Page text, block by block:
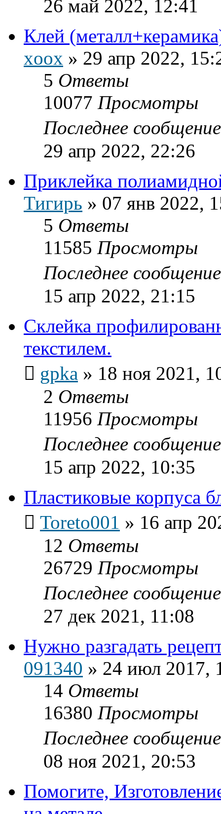
26 май 2022, 12:41
Клей
xoox » 29 апр 2022,
5 Ответы
10077 Просмотры
Последнее
29 апр 2022, 22:26
Приклейка
Тигирь » 07 янв 2022,
5 Ответы
11585 Просмотры
Последнее
15 апр 2022, 21:15
Склейка
текстилем.
gpka » 18 ноя 2021,
2 Ответы
11956 Просмотры
Последнее
15 апр 2022, 10:35
Пластиковые корпуса
Toreto001 » 16 апр
12 Ответы
26729 Просмотры
Последнее
27 дек 2021, 11:08
Нужно разгадать
091340 » 24 июл 2017,
14 Ответы
16380 Просмотры
Последнее
08 ноя 2021, 20:53
Помогите,